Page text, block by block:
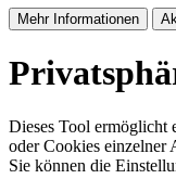
Mehr Informationen
Dieses Tool ermöglicht
oder Cookies einzelner
Sie können die